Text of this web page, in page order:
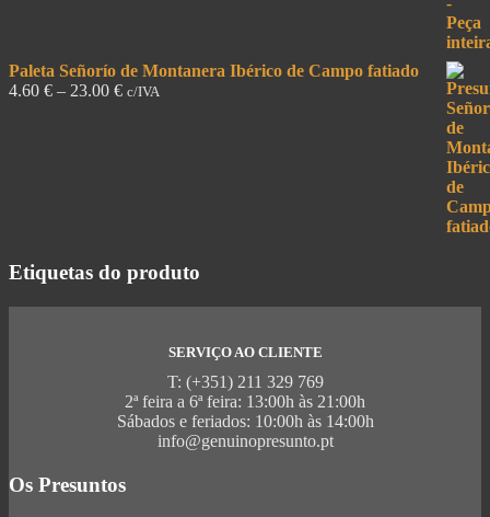
Paleta Señorío de Montanera Ibérico de Campo fatiado
4.60 € – 23.00 € c/IVA
Etiquetas do produto
SERVIÇO AO CLIENTE
T: (+351) 211 329 769
2ª feira a 6ª feira: 13:00h às 21:00h
Sábados e feriados: 10:00h às 14:00h
info@genuinopresunto.pt
Os Presuntos